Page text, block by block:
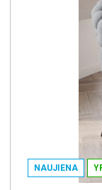
NAUJIENA